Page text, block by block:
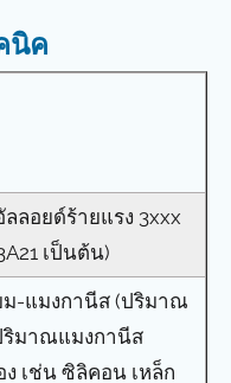
นิค
ลอยด์ร้ายแรง 3xxx
เป็นต้น)
ม-แมงกานีส (ปริมาณ
ริมาณแมงกานีส
ง เช่น ซิลิคอน เหล็ก